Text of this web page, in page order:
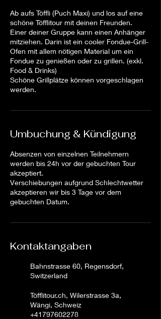
Ab aufs Töffli (Puch Maxi) und los auf eine
schöne Töfflitour mit deinen Freunden.
Einer deiner Gruppe kann einen Anhänger
mitziehen. Darin ist ein cooler Fondue-Grill-
Ofen mit allem nötigen Material um ein
Fondue zu genießen oder zu grillen. (exkl.
Food & Drinks)
Schöne Grillplätze können vorgeschlagen
werden.
Umbuchung & Kündigung
Absenzen von einzelnen Teilnehmern
werden bis 24h vor der gebuchten Tour
akzeptiert.
Verschiebungen aufgrund Schlechtwetter
akzeptieren wir bis 3 Tage vor dem
gebuchten Datum.
Kontaktangaben
Bahnstrasse 60, Regensdorf,
Switzerland
Töfflitour.ch, Wilerstrasse 3a,
Wängi, Schweiz
+41797602278